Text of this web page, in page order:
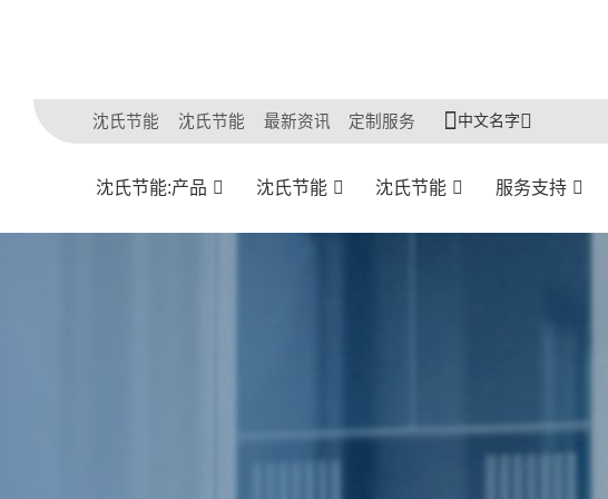
沈氏节能 沈氏节能 最新资讯 定制服务 中文名字
沈氏节能:产品 沈氏节能 沈氏节能 服务支持